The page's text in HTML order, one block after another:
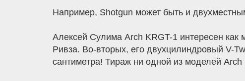
Например, Shotgun может быть и
Алексей Сулима Arch KRGT-1 интересен как
Ривза. Во-вторых, его двухцилиндровый V-
сантиметра! Тираж ни одной из моделей